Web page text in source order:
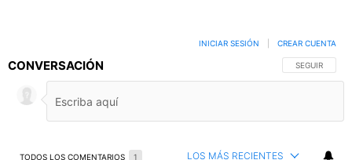
CONVERSACIÓN SIGA ESTA
SEGUIR
INICIAR SESIÓN CREAR CUENTA
TODOS LOS COMENTARIOS 1 LOS MÁS RECIENTES